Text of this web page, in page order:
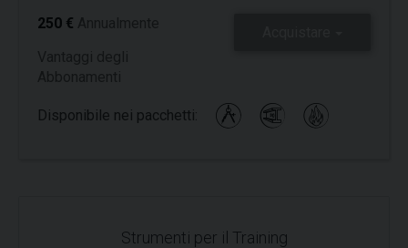
250 €
Disponibile nei pacchetti:
Strumenti per il Training